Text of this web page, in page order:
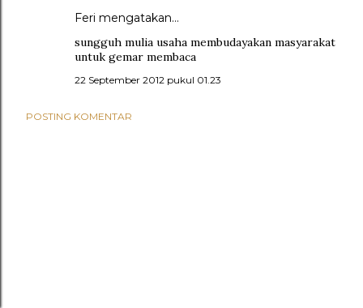
Feri mengatakan…
sungguh mulia usaha membudayakan masyarakat
untuk gemar membaca
22 September 2012 pukul 01.23
POSTING KOMENTAR